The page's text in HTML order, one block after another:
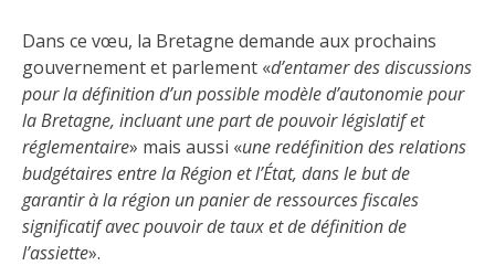
Dans ce vœu, la Bretagne demande aux prochains
gouvernement et parlement «d’entamer des discussions
pour la définition d’un possible modèle d’autonomie pour
la Bretagne, incluant une part de pouvoir législatif et
réglementaire» mais aussi «une redéfinition des relations
budgétaires entre la Région et l’État, dans le but de
garantir à la région un panier de ressources fiscales
significatif avec pouvoir de taux et de définition de
l’assiette».